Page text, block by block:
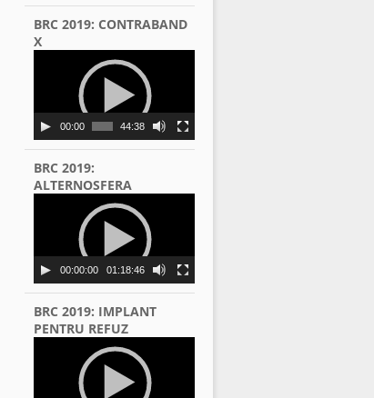
BRC 2019: CONTRABAND
X
00:00 44:38
BRC 2019:
ALTERNOSFERA
00:00:00 01:18:46
BRC 2019: IMPLANT
PENTRU REFUZ